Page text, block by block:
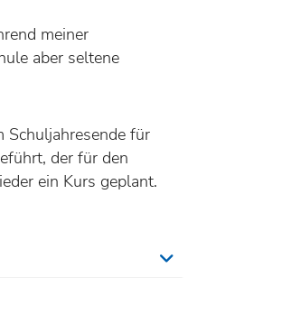
meiner
aber seltene
Schuljahresende für
der für den
ein Kurs geplant.